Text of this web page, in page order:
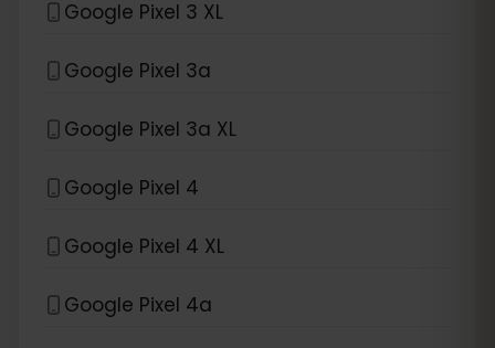
Google Pixel 3 XL
Google Pixel 3a
Google Pixel 3a XL
Google Pixel 4
Google Pixel 4 XL
Google Pixel 4a